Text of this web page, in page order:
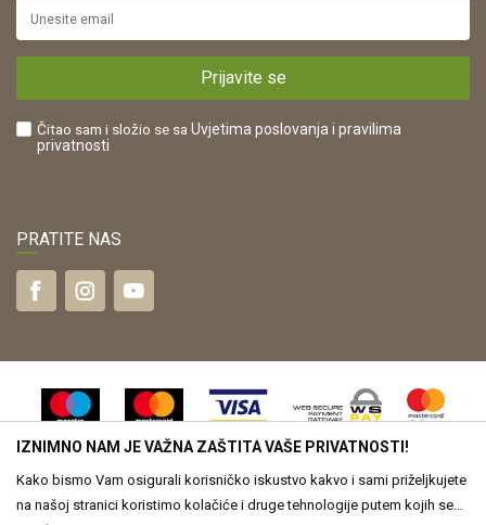
https://www.drvona.hr/
POREZNI BROJ:
Plaćanje karticama
Što dobivam registracijom?
Prijavite se
Čitao sam i složio se sa Uvjetima poslovanja i pravilima
privatnosti
PRATITE NAS
IZNIMNO NAM JE VAŽNA ZAŠTITA VAŠE PRIVATNOSTI!
Kako bismo Vam osigurali korisničko iskustvo kakvo i sami priželjkujete
na našoj stranici koristimo kolačiće i druge tehnologije putem kojih se